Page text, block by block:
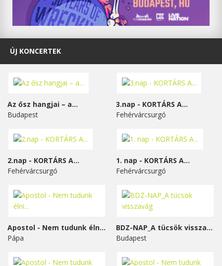
ÚJ KONCERTEK
Az ősz hangjai – a...
Budapest
3.nap - KORTÁRS A...
Fehérvárcsurgó
2.nap - KORTÁRS A...
Fehérvárcsurgó
1. nap - KORTÁRS A...
Fehérvárcsurgó
Apostol - Nem tudunk élni...
Pápa
BDZ-NAP_A tücsök visszavág
Budapest